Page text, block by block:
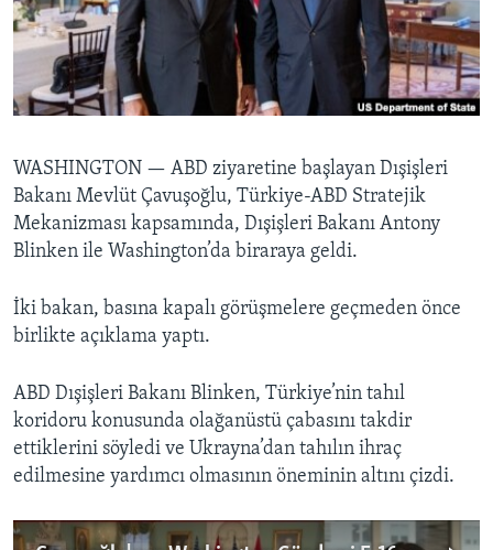
HAYATTAN
SANAT
BIZI TAKIP EDIN
Diller
WASHINGTON — ABD ziyaretine başlayan Dışişleri
Bakanı Mevlüt Çavuşoğlu, Türkiye-ABD Stratejik
Mekanizması kapsamında, Dışişleri Bakanı Antony
Blinken ile Washington’da biraraya geldi.
İki bakan, basına kapalı görüşmelere geçmeden önce
birlikte açıklama yaptı.
ABD Dışişleri Bakanı Blinken, Türkiye’nin tahıl
koridoru konusunda olağanüstü çabasını takdir
ettiklerini söyledi ve Ukrayna’dan tahılın ihraç
edilmesine yardımcı olmasının öneminin altını çizdi.